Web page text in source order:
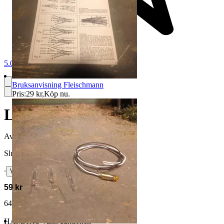
5.0
Lastbil - 1:87
Avslutad 31 maj 10:22
Slutpris
∙ Visa bud
59 kr
64 kr med köparskydd.
HAMARO vann auktionen
Bruksanvisning Fleischmann
Pris:29 kr,Köp nu.